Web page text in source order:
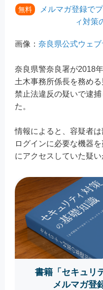
無料
メルマガ登録で
ィ対策
画像： 奈良県公式ウェブ
奈良県警奈良署が2018
土木事務所係長を務め
禁止法違反の疑いで逮
た。
情報によると、容疑者
ログインに必要な機器
にアクセスしていた疑い
書籍「セキュリ
メルマガ登